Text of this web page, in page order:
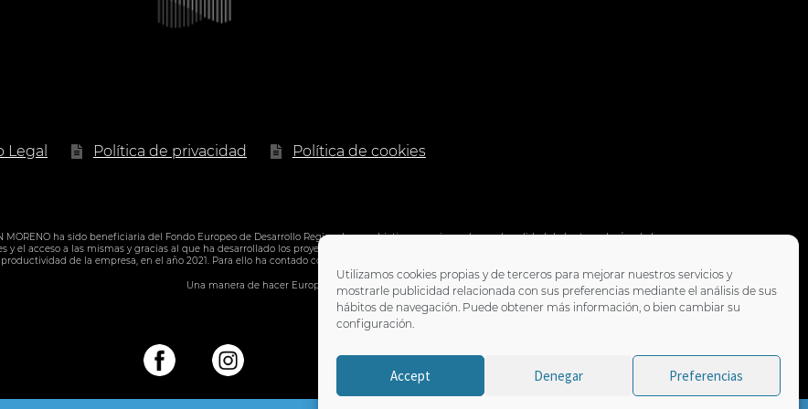
Utilizamos cookies propias y de terceros para mejorar nuestros servicios y
mostrarle publicidad relacionada con sus preferencias mediante el análisis de sus
hábitos de navegación. Puede obtener más información, o bien cambiar su
configuración.
Accept Denegar Preferencias
17.90 €
Legal Política de privacidad Política de cookies
MORENO ha sido beneficiaria del Fondo Europeo de Desarrollo Regional cuyo objetivo es mejorar el uso y la calidad de las tecnologías de la
y el acceso a las mismas y gracias al que ha desarrollado los proyectos de soluciones de comercio electrónico y dinamización de redes sociales,
de la empresa, en el año 2021. Para ello ha contado con el apoyo del Programa TIC CAMARAS de la Cámara de Comercio de Motril.
Una manera de hacer Europa